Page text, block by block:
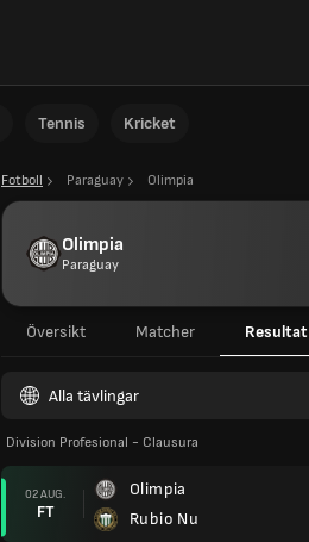
Tennis Kricket
Fotboll Paraguay Olimpia
Olimpia
Paraguay
Översikt Matcher Resultat
Alla tävlingar
Division Profesional - Clausura
02 AUG.
FT
Olimpia
Rubio Nu